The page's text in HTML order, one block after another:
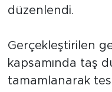
düzenlendi.
Gerçekleştirilen
kapsamında taş
tamamlanarak